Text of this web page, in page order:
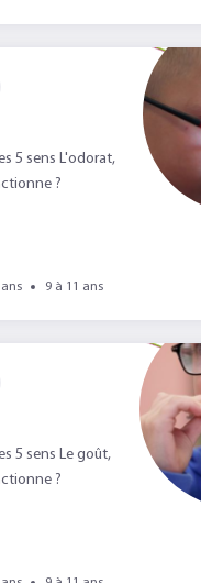
5 sens L'odorat,
?
ans 9 à 11 ans
5 sens Le goût,
?